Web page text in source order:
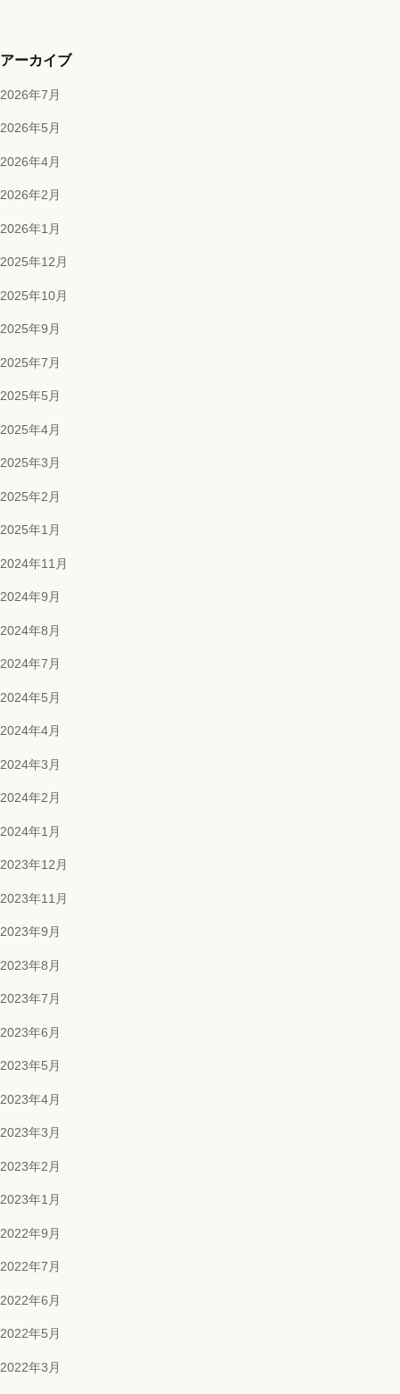
アーカイブ
2026年7月
2026年5月
2026年4月
2026年2月
2026年1月
2025年12月
2025年10月
2025年9月
2025年7月
2025年5月
2025年4月
2025年3月
2025年2月
2025年1月
2024年11月
2024年9月
2024年8月
2024年7月
2024年5月
2024年4月
2024年3月
2024年2月
2024年1月
2023年12月
2023年11月
2023年9月
2023年8月
2023年7月
2023年6月
2023年5月
2023年4月
2023年3月
2023年2月
2023年1月
2022年9月
2022年7月
2022年6月
2022年5月
2022年3月